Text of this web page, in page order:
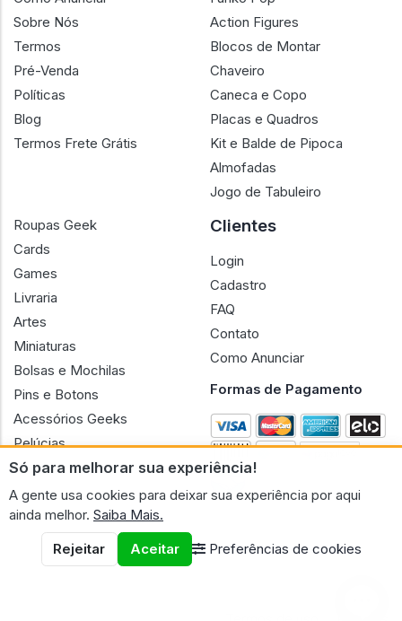
Só para melhorar sua experiência!
A gente usa cookies para deixar sua experiência por aqui
ainda melhor. Saiba Mais.
Rejeitar
Aceitar Preferências de cookies
Sobre Nós
Termos
Pré-Venda
Políticas
Blog
Termos Frete Grátis
Action Figures
Blocos de Montar
Chaveiro
Caneca e Copo
Placas e Quadros
Kit e Balde de Pipoca
Almofadas
Jogo de Tabuleiro
Roupas Geek
Cards
Games
Livraria
Artes
Miniaturas
Bolsas e Mochilas
Pins e Botons
Acessórios Geeks
Pelúcias
Bonecas
Clientes
Login
Cadastro
FAQ
Contato
Como Anunciar
Formas de Pagamento
CNPJ n.º 30.220.458/0001-17 - GERAL GEEK PORTAL ELETRONICO